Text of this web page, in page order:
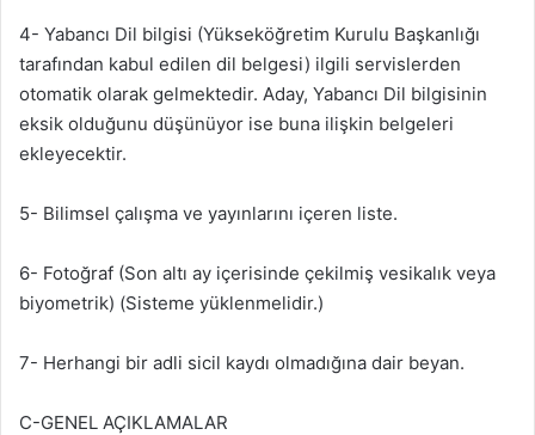
4- Yabancı Dil bilgisi (Yükseköğretim Kurulu Başkanlığı
tarafından kabul edilen dil belgesi) ilgili servislerden
otomatik olarak gelmektedir. Aday, Yabancı Dil bilgisinin
eksik olduğunu düşünüyor ise buna ilişkin belgeleri
ekleyecektir.
5- Bilimsel çalışma ve yayınlarını içeren liste.
6- Fotoğraf (Son altı ay içerisinde çekilmiş vesikalık veya
biyometrik) (Sisteme yüklenmelidir.)
7- Herhangi bir adli sicil kaydı olmadığına dair beyan.
C-GENEL AÇIKLAMALAR